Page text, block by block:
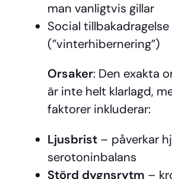
man vanligtvis gillar
Social tillbakadragelse
(”vinterhibernering”)
Orsaker: Den exakta
är inte helt klarlagd,
faktorer inkluderar:
Ljusbrist – påverkar
serotoninbalans
Störd dygnsrytm –